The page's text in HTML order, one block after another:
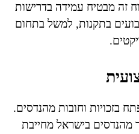
זה מבטיח עמידה בדרישות
בתקנות, למשל בתחום
בזכויות וחובות מהנדסים.
בישראל מחייבת